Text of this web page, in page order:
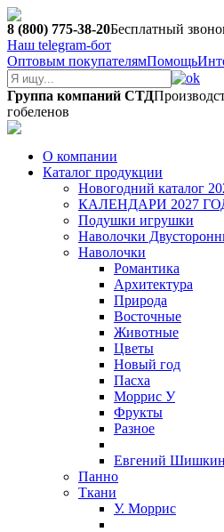
8 (800) 775-38-20Бесплатный
Наш telegram-бот
Оптовым покупателямПомощь
Группа компаний СТД
гобеленов
О компании
Каталог продукции
Новогодний каталог
КАЛЕНДАРИ 2027
Подушки игрушки
Наволочки
Наволочки
Романтика
Архитектура
Природа
Восточные
Животные
Цветы
Новый год
Пасха
Моррис У
Фрукты
Разное
Евгений Шишкин
Панно
Ткани
У. Моррис